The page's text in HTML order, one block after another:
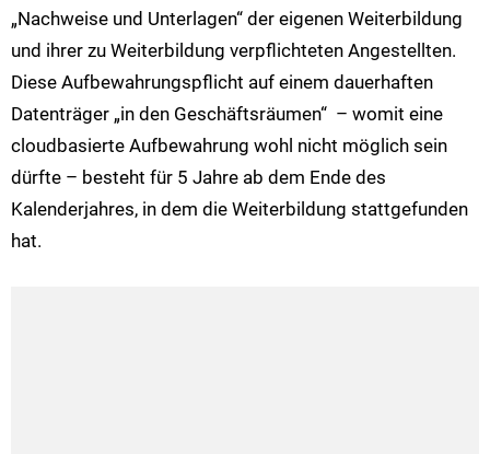
„Nachweise und Unterlagen“ der eigenen Weiterbildung
und ihrer zu Weiterbildung verpflichteten Angestellten.
Diese Aufbewahrungspflicht auf einem dauerhaften
Datenträger „in den Geschäftsräumen“ – womit eine
cloudbasierte Aufbewahrung wohl nicht möglich sein
dürfte – besteht für 5 Jahre ab dem Ende des
Kalenderjahres, in dem die Weiterbildung stattgefunden
hat.